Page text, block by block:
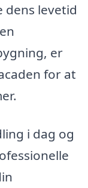
levetid
er
for at
i dag og